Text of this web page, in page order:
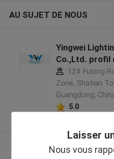
Laisser
Nous vous
AU SUJET DE NOUS
Yingwei
Co.,Ltd. profil
12# Fulong
Zone, Shatian
Guangdong,
5.0